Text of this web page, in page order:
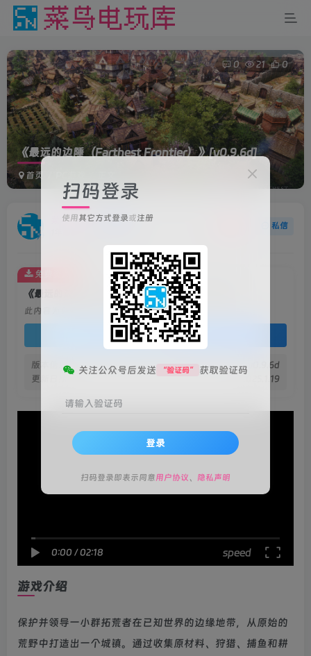
《最远的边陲（Farthest Frontier）》[v0.9.6d]
首页
0 21 0
菜鸟电玩 私信
《最远的边陲（Farthest Frontier）》[v0.9.6d]
此内容为免费资源，请登录后查看
登录查看
版本信息
v0.9.6d
更新日期
2025.1.19
免费资源
0:00 /02:18 speed
游戏介绍
保护并领导一小群拓荒者在已知世界的边缘地带，从原始的
荒野中打造出一个城镇。通过收集原材料、狩猎、捕鱼和耕
扫码登录
使用其它方式登录或注册
关注公众号后发送 “验证码” 获取验证码
请输入验证码
登录
扫码登录即表示同意用户协议 、 隐私声明